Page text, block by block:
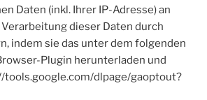
Daten (inkl. Ihrer IP-Adresse) an
dieser Daten durch
indem sie das unter dem folgenden
Plugin herunterladen und
tools.google.com/dlpage/gaoptout?